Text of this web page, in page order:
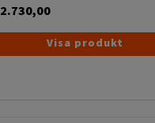
2.730,00
Den
här
Visa produkt